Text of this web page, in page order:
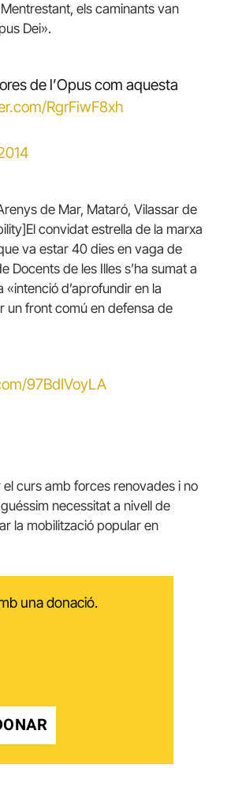
els caminants van
Dei».
de l’Opus com aquesta
RgrFiwF8xh
de Mar, Mataró, Vilassar de
convidat estrella de la marxa
va estar 40 dies en vaga de
Docents de les Illes s’ha sumat a
d’aprofundir en la
un front comú en defensa de
97BdIVoyLA
curs amb forces renovades i no
necessitat a nivell de
la mobilització popular en
una donació.